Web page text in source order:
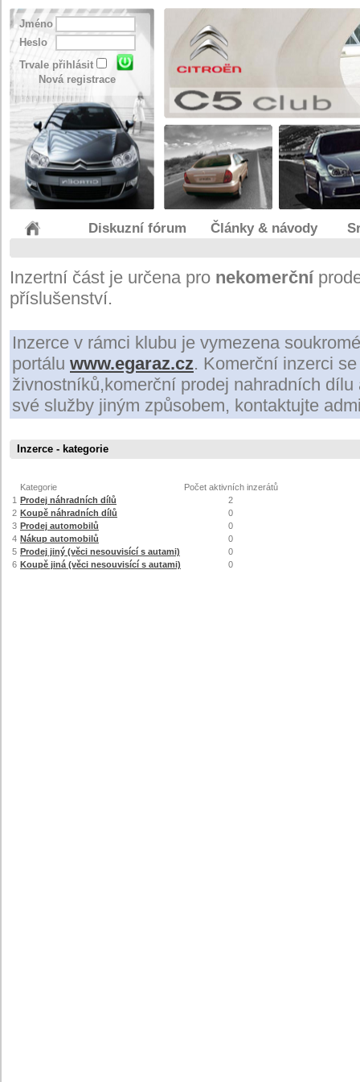
Jméno
Heslo
Trvale přihlásit
Nová registrace
Diskuzní fórum Články & návody
Inzertní část je určena pro nekomerční
příslušenství.
Inzerce v rámci klubu je vymezena
portálu www.egaraz.cz. Komerční inzerci
živnostníků,komerční prodej nahradních
své služby jiným způsobem, kontaktujte
Inzerce - kategorie
Kategorie
Počet aktivních inzerátů
1 Prodej náhradních dílů
2
2 Koupě náhradních dílů
0
3 Prodej automobilů
0
4 Nákup automobilů
0
5 Prodej jiný (věci nesouvisící s autami)
0
6 Koupě jiná (věci nesouvisící s autami) 0